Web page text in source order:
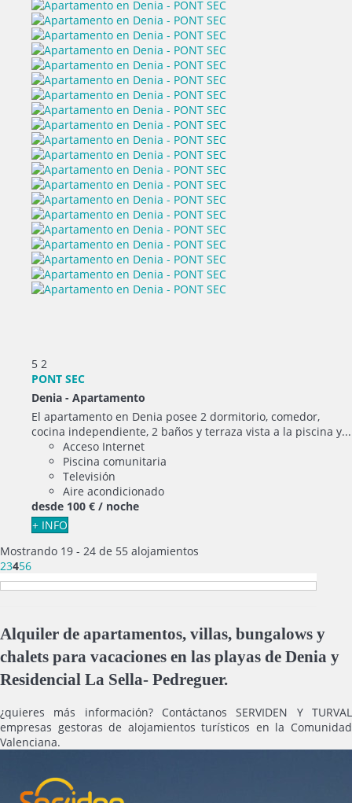
5 2
PONT SEC
Denia - Apartamento
El apartamento en Denia posee 2 dormitorio, comedor,
cocina independiente, 2 baños y terraza vista a la piscina y...
Acceso Internet
Piscina comunitaria
Televisión
Aire acondicionado
desde 100 € / noche
+ INFO
Mostrando 19 - 24 de 55 alojamientos
23456
Alquiler de apartamentos, villas, bungalows y
chalets para vacaciones en las playas de Denia y
Residencial La Sella- Pedreguer.
¿quieres más información? Contáctanos SERVIDEN Y TURVAL
empresas gestoras de alojamientos turísticos en la Comunidad
Valenciana.